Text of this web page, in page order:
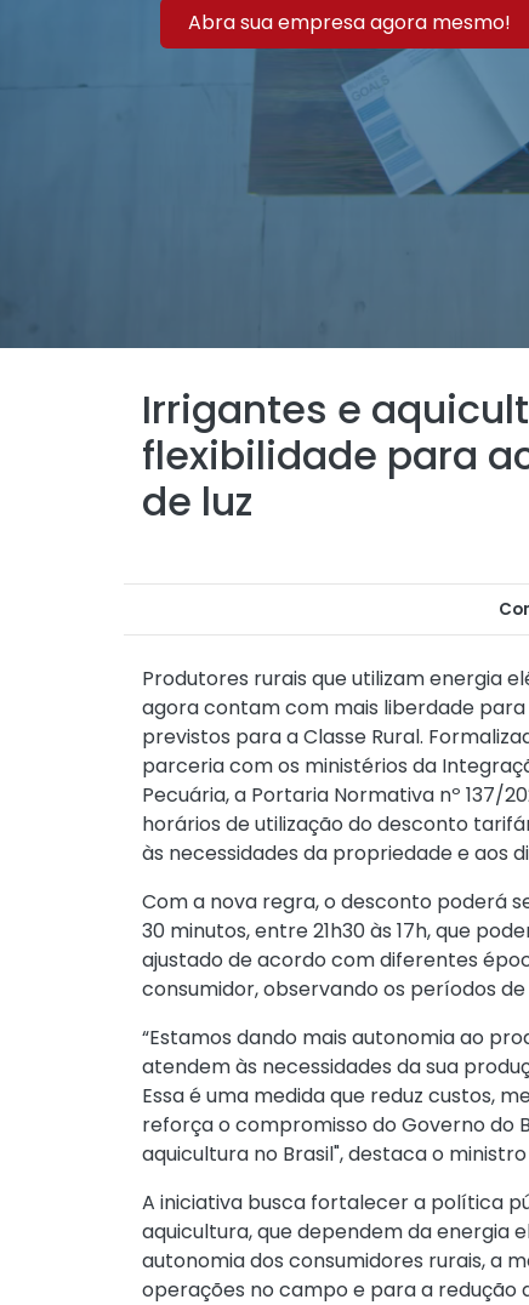
Abra sua empresa agora mesmo!
Irrigantes e
flexibilidade para
de luz
Produtores rurais que utilizam energia
agora contam com mais liberdade
previstos para a Classe Rural.
parceria com os ministérios da
Pecuária, a Portaria Normativa nº 137/
horários de utilização do desconto
às necessidades da propriedade e aos
Com a nova regra, o desconto poderá
30 minutos, entre 21h30 às 17h, que
ajustado de acordo com diferentes
consumidor, observando os períodos
“Estamos dando mais autonomia ao
atendem às necessidades da sua
Essa é uma medida que reduz custos,
reforça o compromisso do Governo do
aquicultura no Brasil", destaca o
A iniciativa busca fortalecer a política
aquicultura, que dependem da energia
autonomia dos consumidores rurais, a
operações no campo e para a redução